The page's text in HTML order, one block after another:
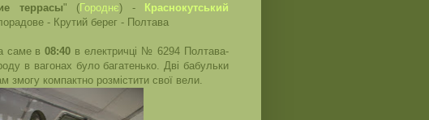
террасы" (Городнє) - Краснокутський
- Крутий берег - Полтава
а саме в08:40 в електричці № 6294 Полтава-
в вагонах було багатенько. Дві бабульки
змогу компактно розмістити свої вели.